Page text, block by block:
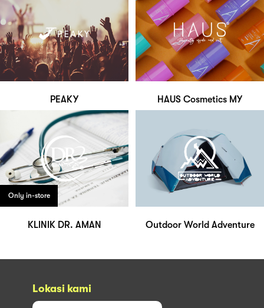
PEAKY HAUS Cosmetics MY
Only in-store
KLINIK DR. AMAN Outdoor World Adventure
Lokasi kami